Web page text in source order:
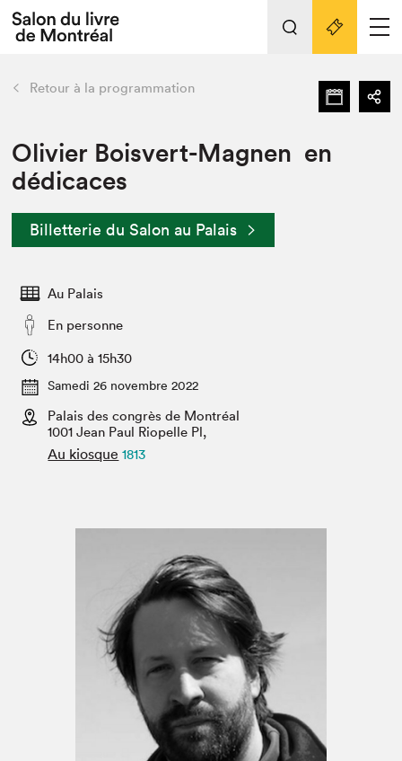
Espace médias
Espace exposant⋅e⋅s
Espace enseignant·e·s
Espace pro
Tout sur l'édition 2022
Actualités
Vidéos et Balados
retour Nos activités
Édition 2022
Planifier sa visite
Nous connaître
Projets partenaires 2022
Archives
Liens pratiques
Retour à la programmation
Olivier Boisvert-Magnen en
dédicaces
Billetterie du Salon au Palais
Au Palais
En personne
14h00 à 15h30
Samedi 26 novembre 2022
Palais des congrès de Montréal
1001 Jean Paul Riopelle Pl,
Au kiosque 1813